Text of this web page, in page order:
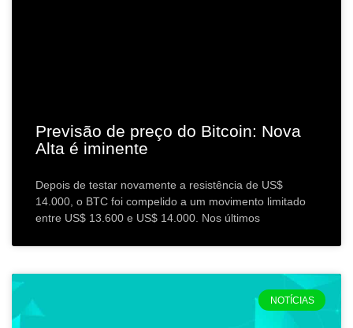
Previsão de preço do Bitcoin: Nova
Alta é iminente
Depois de testar novamente a resistência de US$
14.000, o BTC foi compelido a um movimento limitado
entre US$ 13.600 e US$ 14.000. Nos últimos
NOTÍCIAS